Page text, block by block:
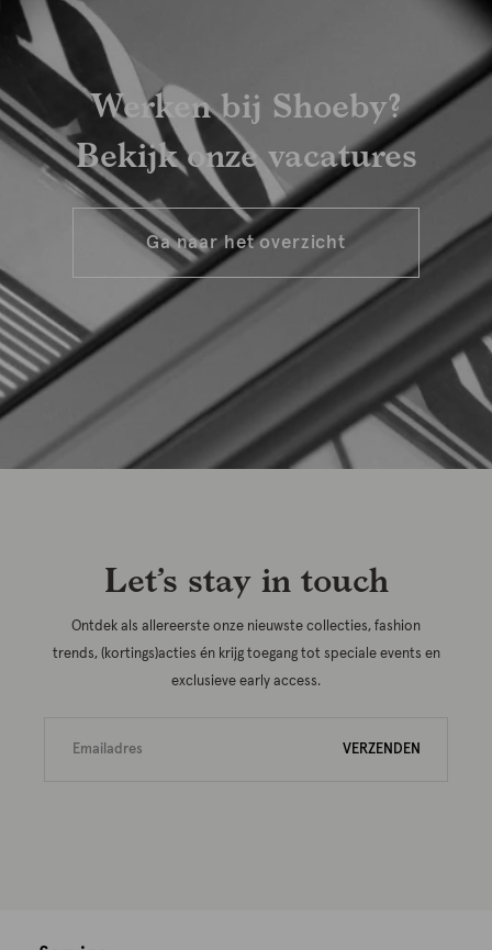
Werken bij Shoeby?
Bekijk onze vacatures
Ga naar het overzicht
Let’s stay in touch
Ontdek als allereerste onze nieuwste collecties, fashion
trends, (kortings)acties én krijg toegang tot speciale events en
exclusieve early access.
VERZENDEN